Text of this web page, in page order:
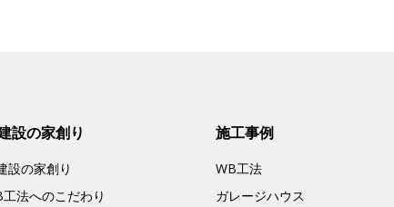
設の家創り
設の家創り
法へのこだわり
施工事例
WB工法
ガレージハウス